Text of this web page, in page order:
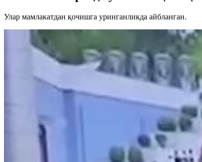
Улар мамлакатдан қочишга уринганликда айбланган.